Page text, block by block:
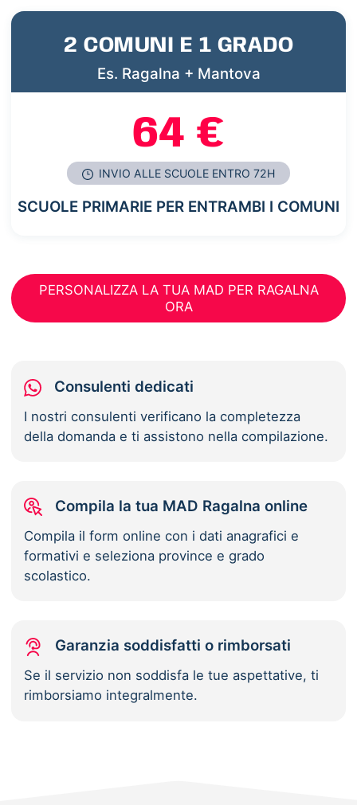
2 COMUNI E 1 GRADO
Es. Ragalna + Mantova
64 €
INVIO ALLE SCUOLE ENTRO 72H
SCUOLE PRIMARIE PER ENTRAMBI I COMUNI
PERSONALIZZA LA TUA MAD PER RAGALNA
ORA
Consulenti dedicati
I nostri consulenti verificano la completezza
della domanda e ti assistono nella compilazione.
Compila la tua MAD Ragalna online
Compila il form online con i dati anagrafici e
formativi e seleziona province e grado
scolastico.
Garanzia soddisfatti o rimborsati
Se il servizio non soddisfa le tue aspettative, ti
rimborsiamo integralmente.